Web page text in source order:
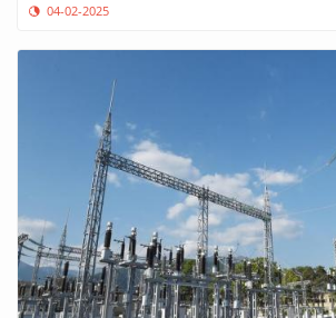
04-02-2025